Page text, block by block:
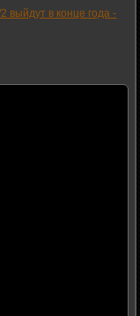
выйдут в конце года -